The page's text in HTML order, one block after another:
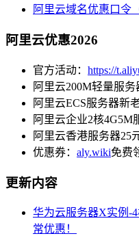
阿里云域名优惠口令
阿里云优惠2026
官方活动： https://
阿里云200M轻量服务
阿里云ECS服务器新
阿里云企业2核4G5M
阿里云香港服务器25
优惠券： aly.wiki免费
更新内容
华为云服务器X实例-
常优惠！